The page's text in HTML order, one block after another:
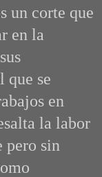
un corte que
en la
que se
en
la labor
pero sin